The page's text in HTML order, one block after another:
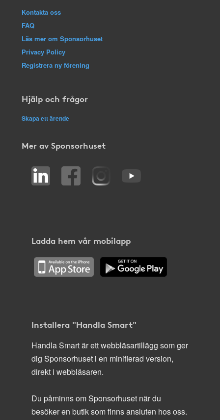
Kontakta oss
FAQ
Läs mer om Sponsorhuset
Privacy Policy
Registrera ny förening
Hjälp och frågor
Skapa ett ärende
Mer av Sponsorhuset
Ladda hem vår mobilapp
Installera "Handla Smart"
Handla Smart är ett webbläsartillägg som ger
dig Sponsorhuset i en minifierad version,
direkt i webbläsaren.
Du påminns om Sponsorhuset när du
besöker en butik som finns ansluten hos oss.